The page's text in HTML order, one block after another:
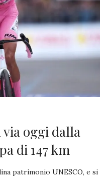
via oggi dalla
di 147 km
patrimonio UNESCO, e si